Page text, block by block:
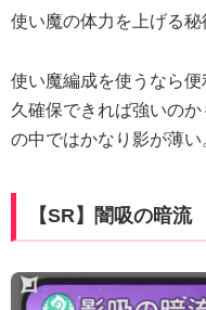
使い魔の体力を上げる秘
使い魔編成を使うなら
久確保できれば強いの
の中ではかなり影が薄い
【SR】闇吸の暗流